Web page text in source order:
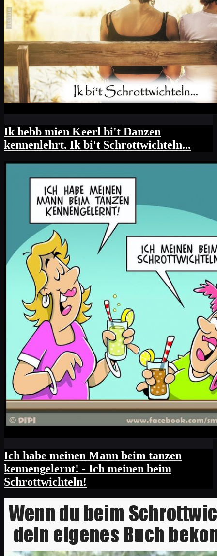
Ik hebb mien Keerl bi't Danzen
kennenlehrt. Ik bi't Schrottwichteln...
Ich habe meinen Mann beim tanzen
kennengelernt! - Ich meinen beim
Schrottwichteln!